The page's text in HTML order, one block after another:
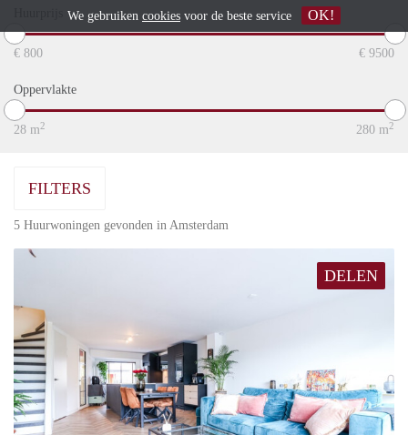
€ 800 € 9500
Oppervlakte
28 m2 280 m2
FILTERS
5 Huurwoningen gevonden in Amsterdam
DELEN
We gebruiken cookies voor de beste service OK!